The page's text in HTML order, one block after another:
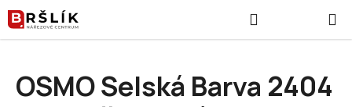
Přejít na obsah
OSMO Selská Barva 2404